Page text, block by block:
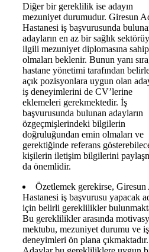
Diğer bir gereklilik ise adayın
mezuniyet durumudur. Giresun
Hastanesi iş başvurusunda
adayların en az bir sağlık
ilgili mezuniyet diplomasına sahip
olmaları beklenir. Bunun yanı
hastane yönetimi tarafından
açık pozisyonlara uygun olan
iş deneyimlerini de CV’lerine
eklemeleri gerekmektedir. İş
başvurusunda bulunan adayların
özgeçmişlerindeki bilgilerin
doğruluğundan emin olmaları ve
gerektiğinde referans
kişilerin iletişim bilgilerini
da önemlidir.
Özetlemek gerekirse, Giresun
Hastanesi iş başvurusu yapacak
için belirli gereklilikler
Bu gereklilikler arasında
mektubu, mezuniyet durumu ve iş
deneyimleri ön plana çıkmaktadır.